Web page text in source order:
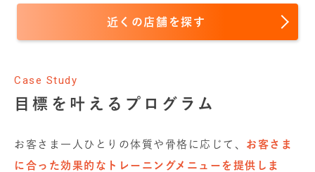
ても、いつでも前向きにトレーニング
その結果、
れました！
近くの店舗を探す
目標を叶えるプログラム
Case Study
お客さま一人ひとりの体質や骨格に応じて、 お客さま
に合った効果的なトレーニングメニューを提供しま